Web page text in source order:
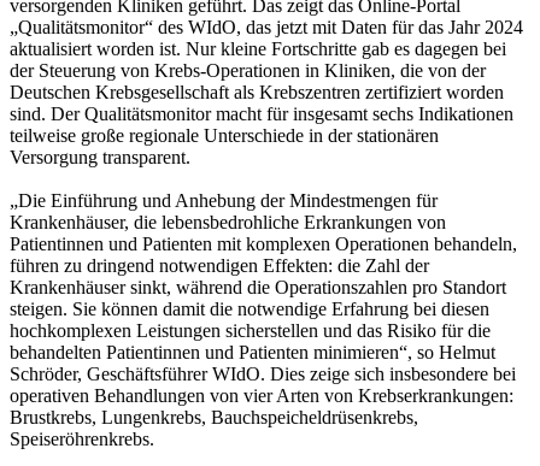
versorgenden Kliniken geführt. Das zeigt das Online-Portal
„Qualitätsmonitor“ des WIdO, das jetzt mit Daten für das Jahr 2024
aktualisiert worden ist. Nur kleine Fortschritte gab es dagegen bei
der Steuerung von Krebs-Operationen in Kliniken, die von der
Deutschen Krebsgesellschaft als Krebszentren zertifiziert worden
sind. Der Qualitätsmonitor macht für insgesamt sechs Indikationen
teilweise große regionale Unterschiede in der stationären
Versorgung transparent.
„Die Einführung und Anhebung der Mindestmengen für
Krankenhäuser, die lebensbedrohliche Erkrankungen von
Patientinnen und Patienten mit komplexen Operationen behandeln,
führen zu dringend notwendigen Effekten: die Zahl der
Krankenhäuser sinkt, während die Operationszahlen pro Standort
steigen. Sie können damit die notwendige Erfahrung bei diesen
hochkomplexen Leistungen sicherstellen und das Risiko für die
behandelten Patientinnen und Patienten minimieren“, so Helmut
Schröder, Geschäftsführer WIdO. Dies zeige sich insbesondere bei
operativen Behandlungen von vier Arten von Krebserkrankungen:
Brustkrebs, Lungenkrebs, Bauchspeicheldrüsenkrebs,
Speiseröhrenkrebs.